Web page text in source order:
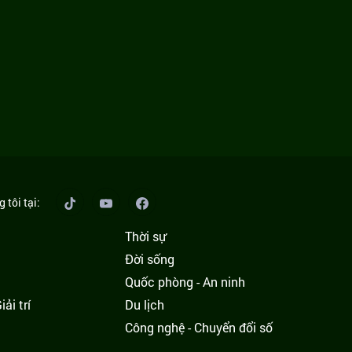
tôi tại:
Thời sự
Đời sống
Quốc phòng - An ninh
trí
Du lịch
Công nghệ - Chuyển đổi số